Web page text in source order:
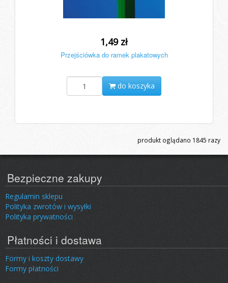
1,49 zł
Przejściówka do ramek plakatowych
do koszyka
produkt oglądano 1845 razy
Bezpieczne zakupy
Regulamin sklepu
Polityka zwrotów i wysyłki
Polityka prywatności
Płatności i dostawa
Formy i koszty dostawy
Formy płatności